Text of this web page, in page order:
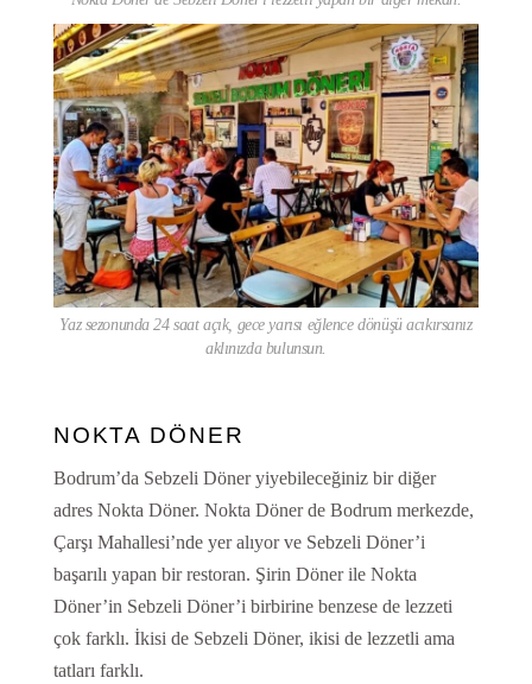
Yaz sezonunda 24 saat açık, gece yarısı eğlence dönüşü acıkırsanız
aklınızda bulunsun.
NOKTA DÖNER
Bodrum’da Sebzeli Döner yiyebileceğiniz bir diğer
adres Nokta Döner. Nokta Döner de Bodrum merkezde,
Çarşı Mahallesi’nde yer alıyor ve Sebzeli Döner’i
başarılı yapan bir restoran. Şirin Döner ile Nokta
Döner’in Sebzeli Döner’i birbirine benzese de lezzeti
çok farklı. İkisi de Sebzeli Döner, ikisi de lezzetli ama
tatları farklı.